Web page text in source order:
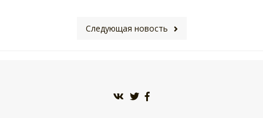
Следующая новость